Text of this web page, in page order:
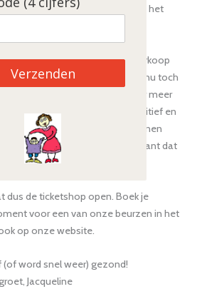
na 1 september? Niemand die het
we toch door. De (voor)verkoop
de najaarsbeurzen gaan we nu toch
kan niet pas in september als er meer
zoals altijd maar gewoon positief en
27 september gewoon kunnen
zonder een 1,5m regel, want dat
op onze drukke beurzen.
dus de ticketshop open. Boek je
voor een van onze beurzen in het
op onze website.
word snel weer) gezond!
Jacqueline
Verzenden